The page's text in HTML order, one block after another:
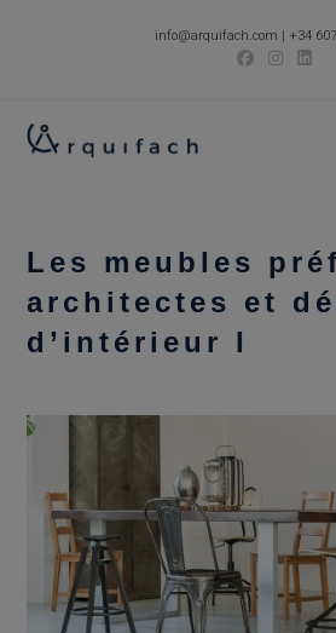
info@arquifach.com | +34
Les meubles
architectes et
d’intérieur I